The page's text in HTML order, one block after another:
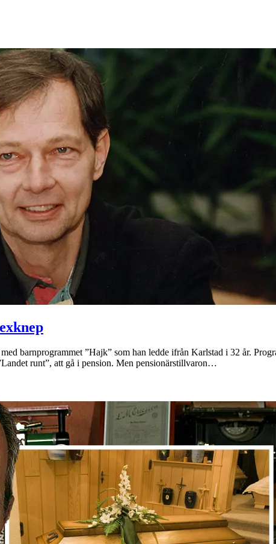
barnprogrammet ”Hajk” som han ledde ifrån Karlstad i 32 år.
runt”, att gå i pension. Men pensionärstillvaron…